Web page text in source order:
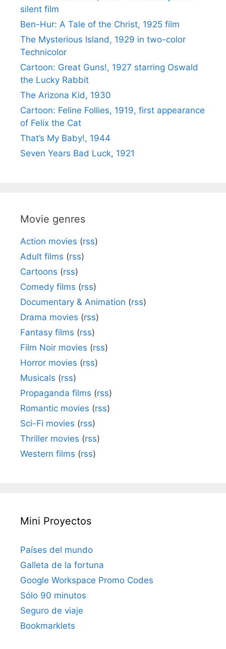
silent film
Ben-Hur: A Tale of the Christ, 1925 film
The Mysterious Island, 1929 in two-color
Technicolor
Cartoon: Great Guns!, 1927 starring Oswald
the Lucky Rabbit
The Arizona Kid, 1930
Cartoon: Feline Follies, 1919, first appearance
of Felix the Cat
That’s My Baby!, 1944
Seven Years Bad Luck, 1921
Movie genres
Action movies (rss)
Adult films (rss)
Cartoons (rss)
Comedy films (rss)
Documentary & Animation (rss)
Drama movies (rss)
Fantasy films (rss)
Film Noir movies (rss)
Horror movies (rss)
Musicals (rss)
Propaganda films (rss)
Romantic movies (rss)
Sci-Fi movies (rss)
Thriller movies (rss)
Western films (rss)
Mini Proyectos
Países del mundo
Galleta de la fortuna
Google Workspace Promo Codes
Sólo 90 minutos
Seguro de viaje
Bookmarklets